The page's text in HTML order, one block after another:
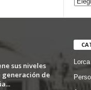
sus niveles
generación de
Lorca